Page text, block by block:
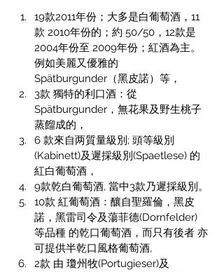
19款2011年份；大多是白葡萄酒，11
款 2010年份的；約 50/50，12款是
2004年份至 2009年份；紅酒為主。
例如美麗又優雅的
Spätburgunder（黑皮諾）等，
3款 獨特的利口酒：從
Spätburgunder，無花果及野生桃子
蒸餾成的，
6 款來自两質量級別; 頭等級別
(Kabinett)及遲採級別(Spaetlese) 的
紅白葡萄酒，
9款乾白葡萄酒, 當中3款乃遲採級別。
10款 紅葡萄酒：釀自聖羅倫，黑皮
諾，黑雷司令及蕩菲德(Dornfelder)
等品種 的乾口葡萄酒，而只有後者 亦
可提供半乾口風格葡萄酒,
2款 由 瓊州牧(Portugieser)及